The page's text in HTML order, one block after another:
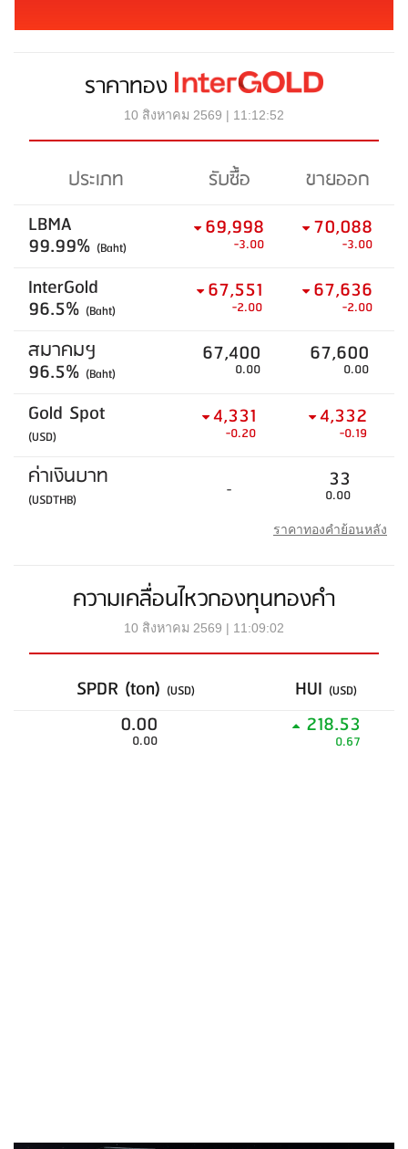
ราคาทอง
10 สิงหาคม 2569 | 11:12:52
ประเภท รับซื้อ
ขายออก
LBMA
99.99% (Baht)
69,998
-3.00
70,088
-3.00
InterGold
96.5% (Baht)
67,551
-2.00
67,636
-2.00
สมาคมฯ
96.5% (Baht)
67,400
0.00
67,600
0.00
Gold Spot
(USD)
4,331
-0.20
4,332
-0.19
ค่าเงินบาท
(USDTHB) - 33
0.00
ราคาทองคำย้อนหลัง
ความเคลื่อนไหวกองทุนทองคำ
10 สิงหาคม 2569 | 11:09:02
SPDR (ton) (USD) HUI (USD)
0.00
0.00
218.53
0.67